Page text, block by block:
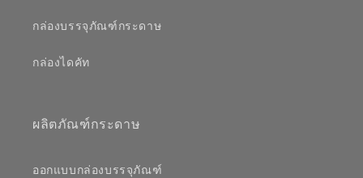
กล่องบรรจุภัณฑ์กระดาษ
กล่องไดคัท
ผลิตภัณฑ์กระดาษ
ออกแบบกล่องบรรจุภัณฑ์